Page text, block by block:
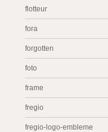
flotteur
fora
forgotten
foto
frame
fregio
fregio-logo-embleme